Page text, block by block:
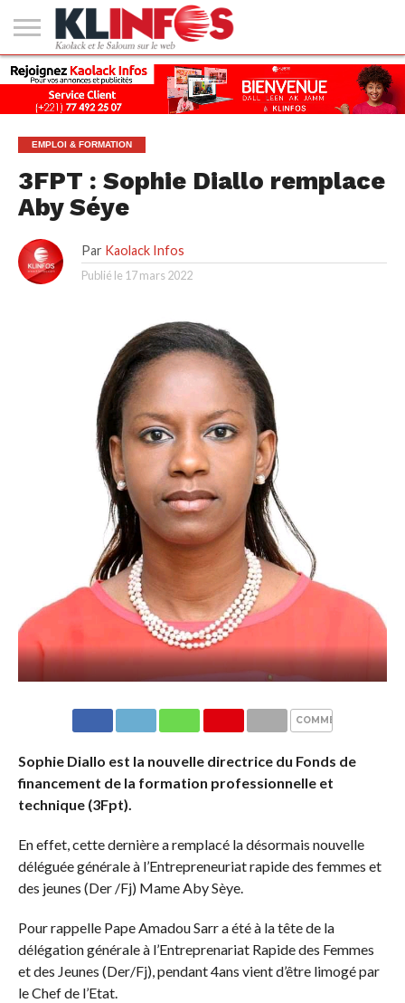
#2
(PAS
DE
TITRE)
KAOLACK
POLITIQUE
ECONOMIE
SOCIÉTÉ
CULTURE
PEOPLE
SPORT
SANTÉ
AFRIQUE
INTERNATIONAL
EMPLOI &
FORMATION
EMPLOI & FORMATION
3FPT : Sophie Diallo remplace
Aby Séye
Par Kaolack Infos
Publié le 17 mars 2022
COMMENTAIRES
Sophie Diallo est la nouvelle directrice du Fonds de
financement de la formation professionnelle et
technique (3Fpt).
En effet, cette dernière a remplacé la désormais nouvelle
déléguée générale à l’Entrepreneuriat rapide des femmes et
des jeunes (Der /Fj) Mame Aby Sèye.
Pour rappelle Pape Amadou Sarr a été à la tête de la
délégation générale à l’Entreprenariat Rapide des Femmes
et des Jeunes (Der/Fj), pendant 4ans vient d’être limogé par
le Chef de l’Etat.